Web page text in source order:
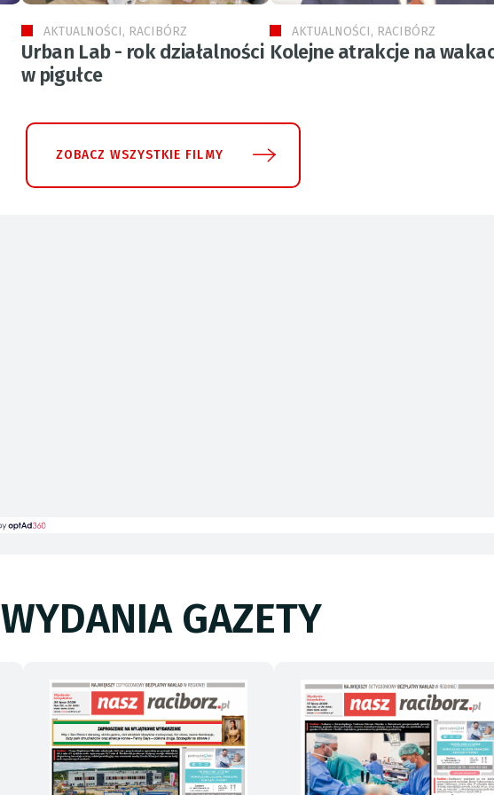
AKTUALNOŚCI, RACIBÓRZ
Urban Lab - rok działalności
w pigułce
AKTUALNOŚCI, RACIBÓRZ
Kolejne atrakcje na
ZOBACZ WSZYSTKIE FILMY
WYDANIA GAZETY